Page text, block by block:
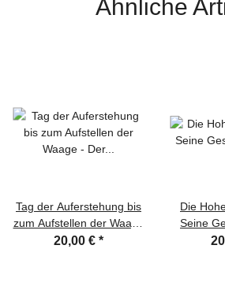
Ähnliche
Tag der Auferstehung bis
zum Aufstellen der Waage
- Der Anfang und das
20,00 € *
Die
Seine
Seine